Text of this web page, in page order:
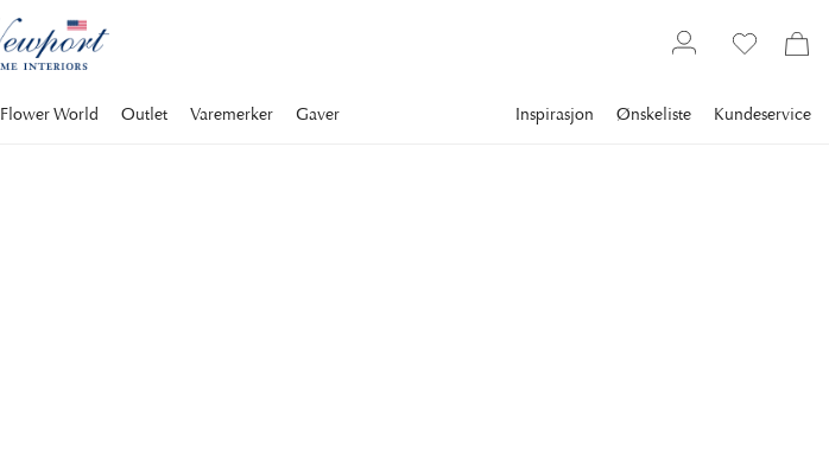
Flower World Outlet Varemerker Gaver Inspirasjon Ønskeliste Kundeservice